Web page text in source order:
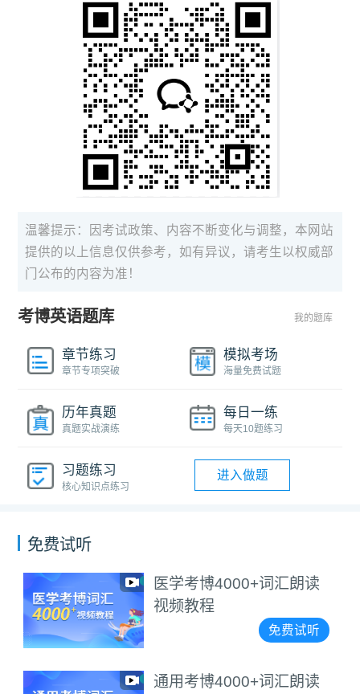
温馨提示：因考试政策、内容不断变化与调整，本网站
提供的以上信息仅供参考，如有异议，请考生以权威部
门公布的内容为准！
考博英语题库 我的题库
章节练习
章节专项突破
模拟考场
海量免费试题
历年真题
真题实战演练
每日一练
每天10题练习
习题练习
核心知识点练习
进入做题
免费试听
医学考博4000+词汇朗读
视频教程
免费试听
通用考博4000+词汇朗读